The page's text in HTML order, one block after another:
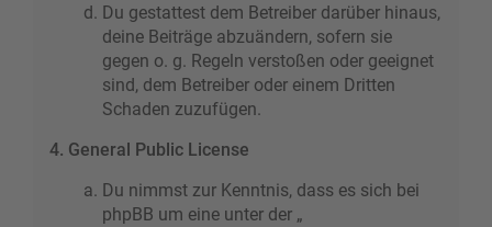
Du gestattest dem Betreiber darüber hinaus,
deine Beiträge abzuändern, sofern sie
gegen o. g. Regeln verstoßen oder geeignet
sind, dem Betreiber oder einem Dritten
Schaden zuzufügen.
4. General Public License
Du nimmst zur Kenntnis, dass es sich bei
phpBB um eine unter der „